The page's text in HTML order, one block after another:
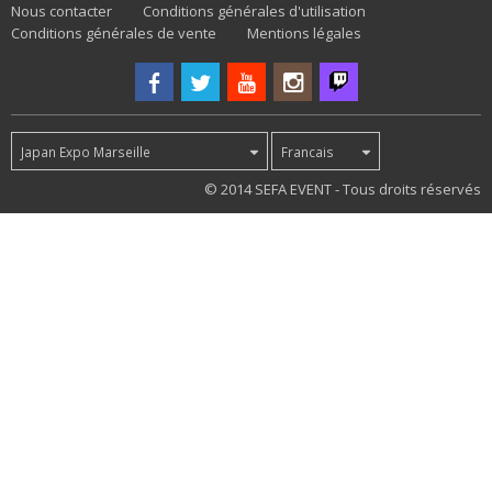
Nous contacter
Conditions générales d'utilisation
Conditions générales de vente
Mentions légales
Japan Expo Marseille Francais
© 2014 SEFA EVENT - Tous droits réservés